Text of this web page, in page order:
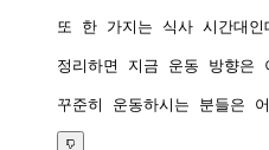
또 한 가지는 식사 시간대
정리하면 지금 운동 방향은
꾸준히 운동하시는 분들은